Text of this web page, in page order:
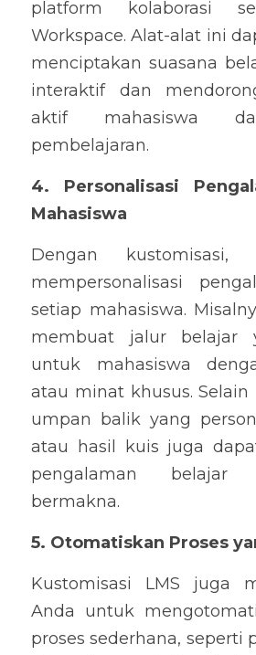
platform kolaborasi
Workspace. Alat-alat ini
menciptakan suasana
interaktif dan
aktif mahasiswa
pembelajaran.
4. Personalisasi
Mahasiswa
Dengan
mempersonalisasi
setiap mahasiswa.
membuat jalur belajar
untuk mahasiswa
atau minat khusus.
umpan balik yang
atau hasil kuis juga
pengalaman
bermakna.
5. Otomatiskan Proses
Kustomisasi LMS juga
Anda untuk
proses sederhana, seperti